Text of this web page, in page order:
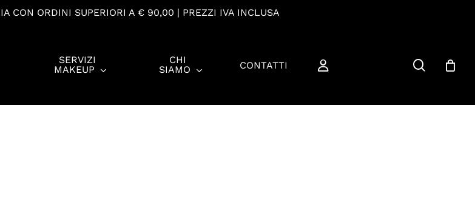
CON ORDINI SUPERIORI A € 90,00 | PREZZI IVA INCLUSA
SERVIZI
MAKEUP
CHI
SIAMO
CONTATTI cerca